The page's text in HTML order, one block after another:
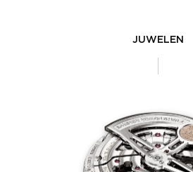
JUWELEN